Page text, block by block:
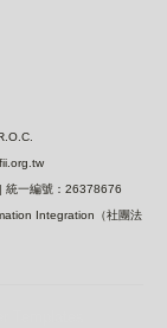
統一編號：26378676
Integration（社團法